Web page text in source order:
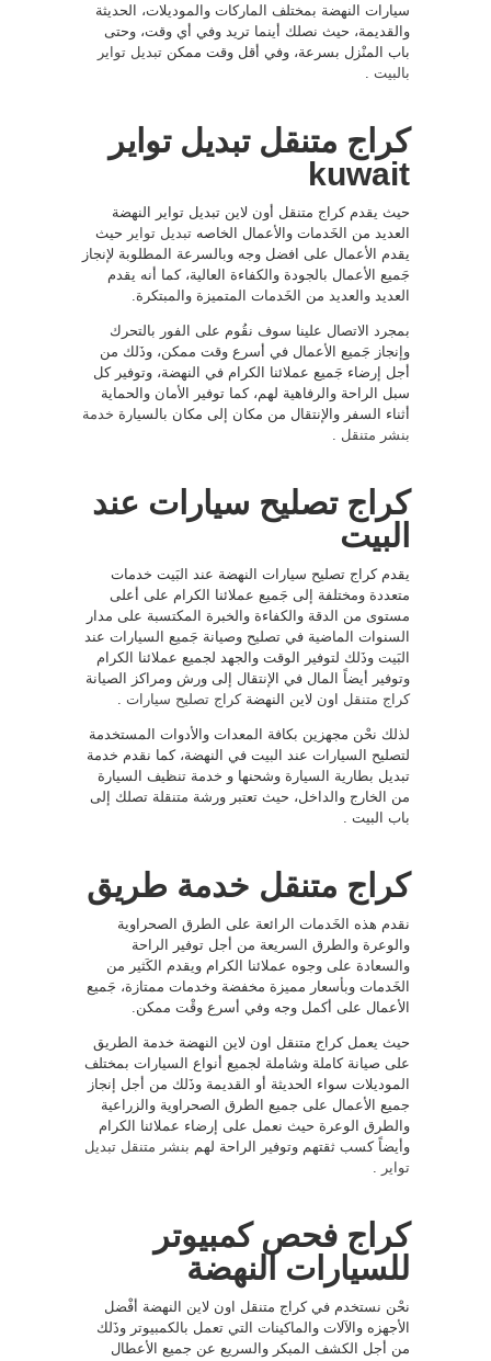
سيارات النهضة بمختلف الماركات والموديلات، الحديثة
والقديمة، حيث نصلك أينما تريد وفي أي وقت، وحتى
باب المنْزل بسرعة، وفي أقل وقت ممكن تبديل تواير
بالبيت .
كراج متنقل تبديل تواير
kuwait
حيث يقدم كراج متنقل أون لاين تبديل تواير النهضة
العديد من الخَدمات والأعمال الخاصه تبديل تواير حيث
يقدم الأعمال على افضل وجه وبالسرعة المطلوبة لإنجاز
جَميع الأعمال بالجودة والكفاءة العالية، كما أنه يقدم
العديد والعديد من الخَدمات المتميزة والمبتكرة.
بمجرد الاتصال علينا سوف نقُوم على الفور بالتحرك
وإنجاز جَميع الأعمال في أسرع وقت ممكن، وذَلك من
أجل إرضاء جَميع عملائنا الكرام في النهضة، وتوفير كل
سبل الراحة والرفاهية لهم، كما توفير الأمان والحماية
أثناء السفر والإنتقال من مكان إلى مكان بالسيارة خدمة
بنشر متنقل .
كراج تصليح سيارات عند
البيت
يقدم كراج تصليح سيارات النهضة عند البَيت خدمات
متعددة ومختلفة إلى جَميع عملائنا الكرام على أعلى
مستوى من الدقة والكفاءة والخبرة المكتسبة على مدار
السنوات الماضية في تصليح وصيانة جَميع السيارات عند
البَيت وذَلك لتوفير الوقت والجهد لجميع عملائنا الكرام
وتوفير أيضاً المال في الإنتقال إلى ورش ومراكز الصيانة
كراج متنقل اون لاين النهضةكراج تصليح سيارات .
لذلك نحْن مجهزين بكافة المعدات والأدوات المستخدمة
لتصليح السيارات عند البيت في النهضة، كما نقدم خدمة
تبديل بطارية السيارة وشحنها و خدمة تنظيف السيارة
من الخارج والداخل، حيث تعتبر ورشة متنقلة تصلك إلى
باب البيت .
كراج متنقل خدمة طريق
نقدم هذه الخَدمات الرائعة على الطرق الصحراوية
والوعرة والطرق السريعة من أجل توفير الراحة
والسعادة على وجوه عملائنا الكرام ويقدم الكَثير من
الخَدمات وبأسعار مميزة مخفضة وخدمات ممتازة، جَميع
الأعمال على أكمل وجه وفي أسرع وقْت ممكن.
حيث يعمل كراج متنقل اون لاين النهضة خدمة الطريق
على صيانة كاملة وشاملة لجميع أنواع السيارات بمختلف
الموديلات سواء الحديثة أو القديمة وذَلك من أجل إنجاز
جميع الأعمال على جميع الطرق الصحراوية والزراعية
والطرق الوعرة حيث نعمل على إرضاء عملائنا الكرام
وأيضاً كسب ثقتهم وتوفير الراحة لهم بنشر متنقل تبديل
تواير .
كراج فحص كمبيوتر
للسيارات النهضة
نحْن نستخدم في كراج متنقل اون لاين النهضة أفْضل
الأجهزه والآلات والماكينات التي تعمل بالكمبيوتر وذَلك
من أجل الكشف المبكر والسريع عن جميع الأعطال